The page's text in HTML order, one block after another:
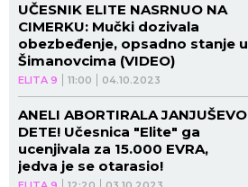
ELITA 9 11:00 04.10.2023
UČESNIK ELITE NASRNUO NA
CIMERKU: Mučki dozivala
obezbeđenje, opsadno stanje u
Šimanovcima (VIDEO)
ANELI ABORTIRALA JANJUŠEVO
DETE! Učesnica "Elite" ga
ucenjivala za 15.000 EVRA,
jedva je se otarasio!